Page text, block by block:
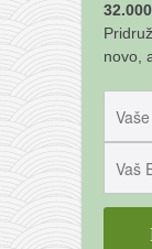
novo,